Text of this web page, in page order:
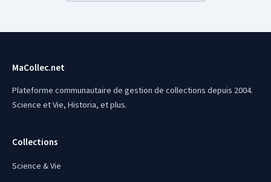
MaCollec.net
Plateforme communautaire de gestion de collections depuis 2004.
Science et Vie, Historia, et plus.
Collections
Science & Vie